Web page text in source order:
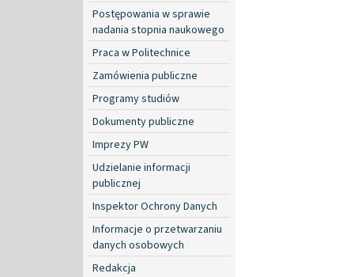
Postępowania w sprawie
nadania stopnia naukowego
Praca w Politechnice
Zamówienia publiczne
Programy studiów
Dokumenty publiczne
Imprezy PW
Udzielanie informacji
publicznej
Inspektor Ochrony Danych
Informacje o przetwarzaniu
danych osobowych
Redakcja